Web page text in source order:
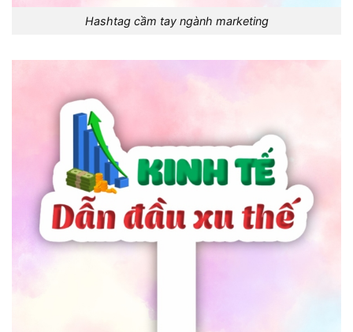
Hashtag cầm tay ngành marketing